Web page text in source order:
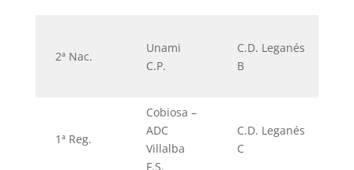
2ª Nac.
Unami
C.P.
C.D. Leganés
B
1ª Reg.
Cobiosa –
ADC
Villalba
F.S.
C.D. Leganés
C